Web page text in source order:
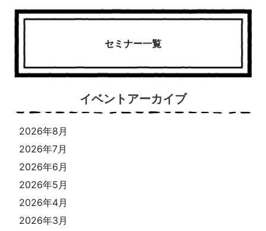
セミナー一覧
イベントアーカイブ
2026年8月
2026年7月
2026年6月
2026年5月
2026年4月
2026年3月